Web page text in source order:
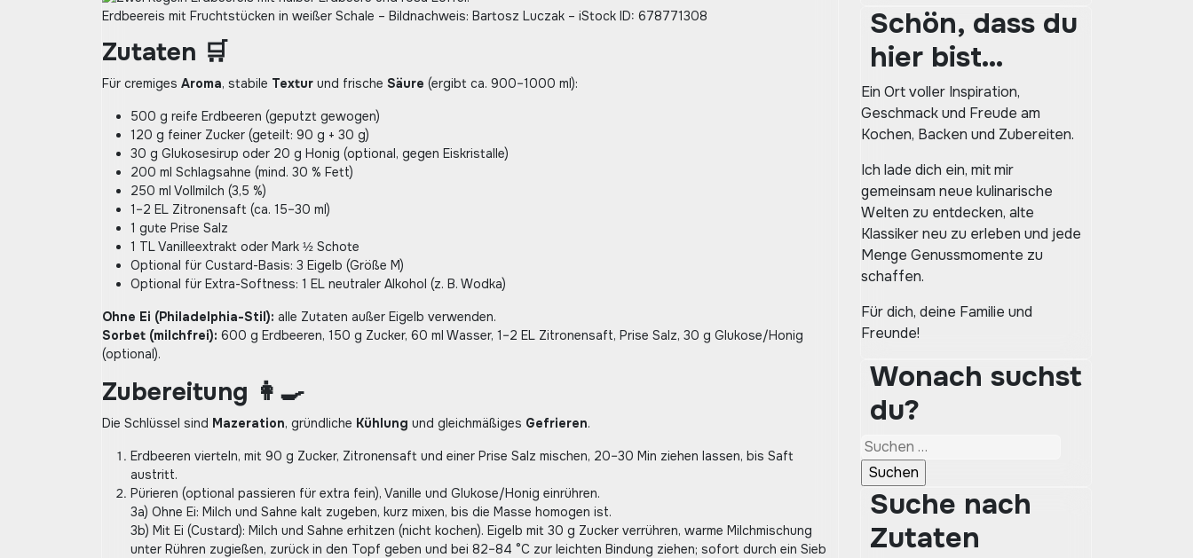
Erdbeereis mit Fruchtstücken in weißer Schale – Bildnachweis: Bartosz Luczak – iStock ID: 678771308
Zutaten 🛒
Für cremiges Aroma, stabile Textur und frische Säure (ergibt ca. 900–1000 ml):
500 g reife Erdbeeren (geputzt gewogen)
120 g feiner Zucker (geteilt: 90 g + 30 g)
30 g Glukosesirup oder 20 g Honig (optional, gegen Eiskristalle)
200 ml Schlagsahne (mind. 30 % Fett)
250 ml Vollmilch (3,5 %)
1–2 EL Zitronensaft (ca. 15–30 ml)
1 gute Prise Salz
1 TL Vanilleextrakt oder Mark ½ Schote
Optional für Custard-Basis: 3 Eigelb (Größe M)
Optional für Extra-Softness: 1 EL neutraler Alkohol (z. B. Wodka)
Ohne Ei (Philadelphia-Stil): alle Zutaten außer Eigelb verwenden.
Sorbet (milchfrei): 600 g Erdbeeren, 150 g Zucker, 60 ml Wasser, 1–2 EL Zitronensaft, Prise Salz, 30 g Glukose/Honig
(optional).
Zubereitung 👩‍🍳
Die Schlüssel sind Mazeration, gründliche Kühlung und gleichmäßiges Gefrieren.
Erdbeeren vierteln, mit 90 g Zucker, Zitronensaft und einer Prise Salz mischen, 20–30 Min ziehen lassen, bis Saft
austritt.
Pürieren (optional passieren für extra fein), Vanille und Glukose/Honig einrühren.
3a) Ohne Ei: Milch und Sahne kalt zugeben, kurz mixen, bis die Masse homogen ist.
3b) Mit Ei (Custard): Milch und Sahne erhitzen (nicht kochen). Eigelb mit 30 g Zucker verrühren, warme Milchmischung
unter Rühren zugießen, zurück in den Topf geben und bei 82–84 °C zur leichten Bindung ziehen; sofort durch ein Sieb
Schön, dass du
hier bist…
Ein Ort voller Inspiration,
Geschmack und Freude am
Kochen, Backen und Zubereiten.
Ich lade dich ein, mit mir
gemeinsam neue kulinarische
Welten zu entdecken, alte
Klassiker neu zu erleben und jede
Menge Genussmomente zu
schaffen.
Für dich, deine Familie und
Freunde!
Wonach suchst
du?
Suchen
nach:
Suche nach
Zutaten